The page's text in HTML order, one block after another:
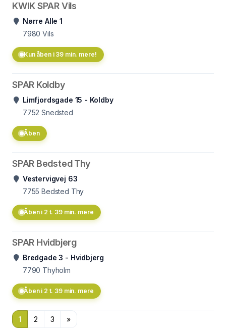
KWIK SPAR Vils
Nørre Alle 1
7980 Vils
Kun åben i 39 min. mere!
SPAR Koldby
Limfjordsgade 15 - Koldby
7752 Snedsted
Åben
SPAR Bedsted Thy
Vestervigvej 63
7755 Bedsted Thy
Åben i 2 t. 39 min. mere
SPAR Hvidbjerg
Bredgade 3 - Hvidbjerg
7790 Thyholm
Åben i 2 t. 39 min. mere
1 2 3 »